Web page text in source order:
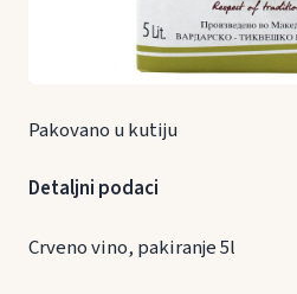
Pakovano u kutiju
Detaljni podaci
Crveno vino, pakiranje 5l